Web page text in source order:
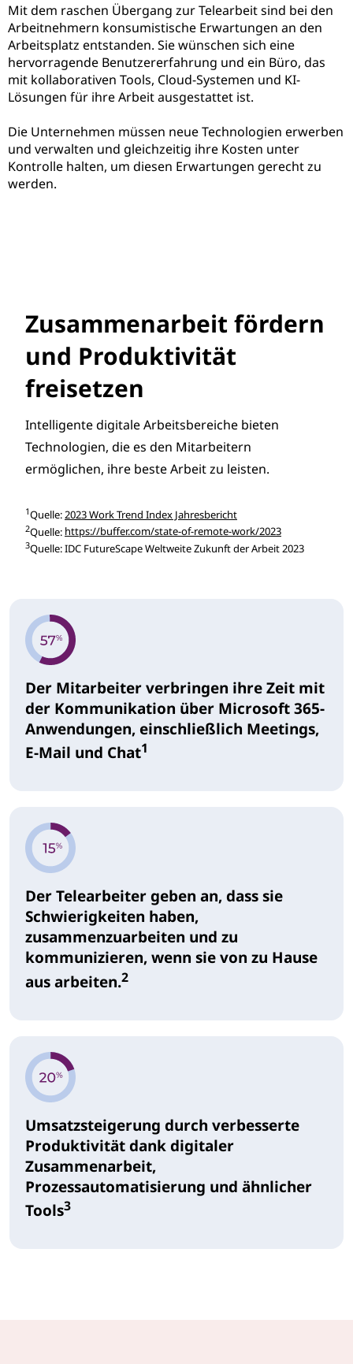
Mit dem raschen Übergang zur Telearbeit sind bei den
Arbeitnehmern konsumistische Erwartungen an den
Arbeitsplatz entstanden. Sie wünschen sich eine
hervorragende Benutzererfahrung und ein Büro, das
mit kollaborativen Tools, Cloud-Systemen und KI-
Lösungen für ihre Arbeit ausgestattet ist.
Die Unternehmen müssen neue Technologien erwerben
und verwalten und gleichzeitig ihre Kosten unter
Kontrolle halten, um diesen Erwartungen gerecht zu
werden.
Zusammenarbeit fördern
und Produktivität
freisetzen
Intelligente digitale Arbeitsbereiche bieten
Technologien, die es den Mitarbeitern
ermöglichen, ihre beste Arbeit zu leisten.
1Quelle:2023 Work Trend Index Jahresbericht
2Quelle: https://buffer.com/state-of-remote-work/2023
3Quelle: IDC FutureScape Weltweite Zukunft der Arbeit 2023
Der Mitarbeiter verbringen ihre Zeit mit
der Kommunikation über Microsoft 365-
Anwendungen, einschließlich Meetings,
E-Mail und Chat1
Der Telearbeiter geben an, dass sie
Schwierigkeiten haben,
zusammenzuarbeiten und zu
kommunizieren, wenn sie von zu Hause
aus arbeiten.2
Umsatzsteigerung durch verbesserte
Produktivität dank digitaler
Zusammenarbeit,
Prozessautomatisierung und ähnlicher
Tools3